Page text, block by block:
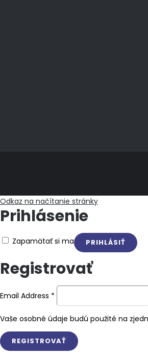
Odkaz na načítanie stránky
Prihlásenie
Zapamätať si ma
Registrovať
Email Address *
Vaše osobné údaje budú použité na